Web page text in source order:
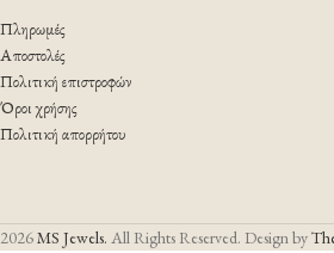
Πληρωμές
Αποστολές
Πολιτική επιστροφών
Όροι χρήσης
Πολιτική απορρήτου
2026MS Jewels. All Rights Reserved. Design by